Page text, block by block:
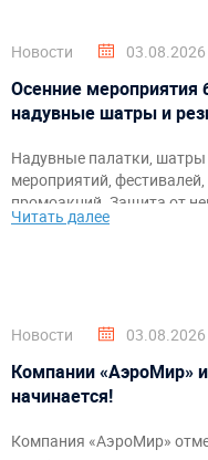
Новости 03.08.2026
Осенние мероприятия
надувные шатры и
Надувные палатки,
мероприятий,
промоакций. Защита от
брендирование и
Читать далее
Новости 03.08.2026
Компании «АэроМир»
начинается!
Компания «АэроМир»